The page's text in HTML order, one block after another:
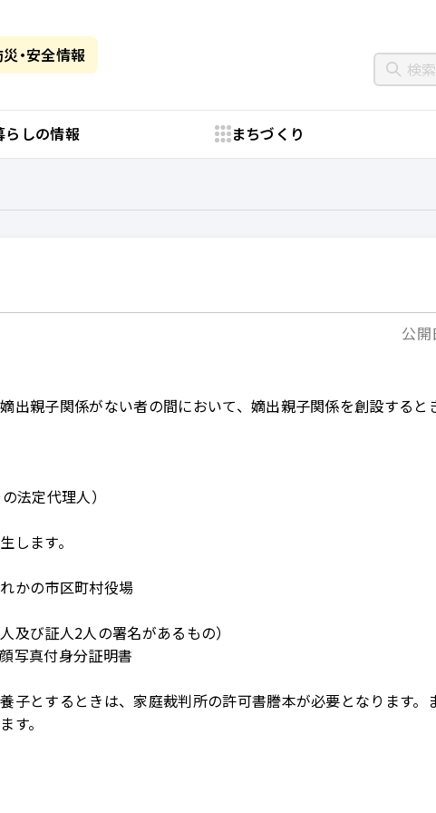
・安全情報
らしの情報 まちづくり
公
出親子関係がない者の間において、嫡出親子関係を創設すると
法定代理人）
します。
かの市区町村役場
及び証人2人の署名があるもの）
写真付身分証明書
子とするときは、家庭裁判所の許可書謄本が必要となります。
す。